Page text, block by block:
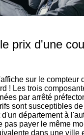
prix d'une
sur le compteur
! Les trois
par arrêté
sont susceptibles
d'un département à
pas payer le même
dans une ville